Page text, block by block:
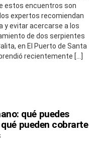
estos encuentros son
expertos recomiendan
y evitar acercarse a los
de dos serpientes
en El Puerto de Santa
recientemente […]
qué puedes
pueden cobrarte